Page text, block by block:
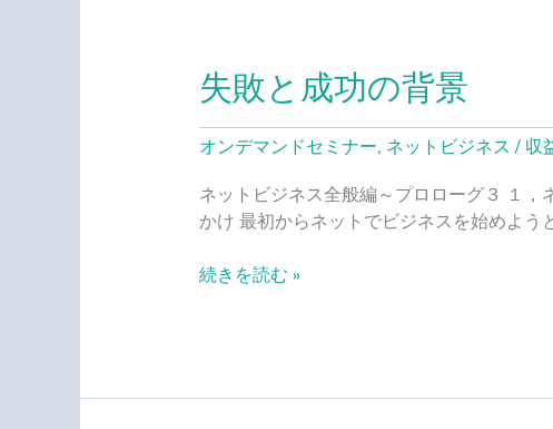
失敗と成功の背景
オンデマンドセミナー, ネットビジネス / 収
ネットビジネス全般編～プロローグ３ １
かけ 最初からネットでビジネスを始めよ
失
敗
と
成
功
の
景
続きを読む »